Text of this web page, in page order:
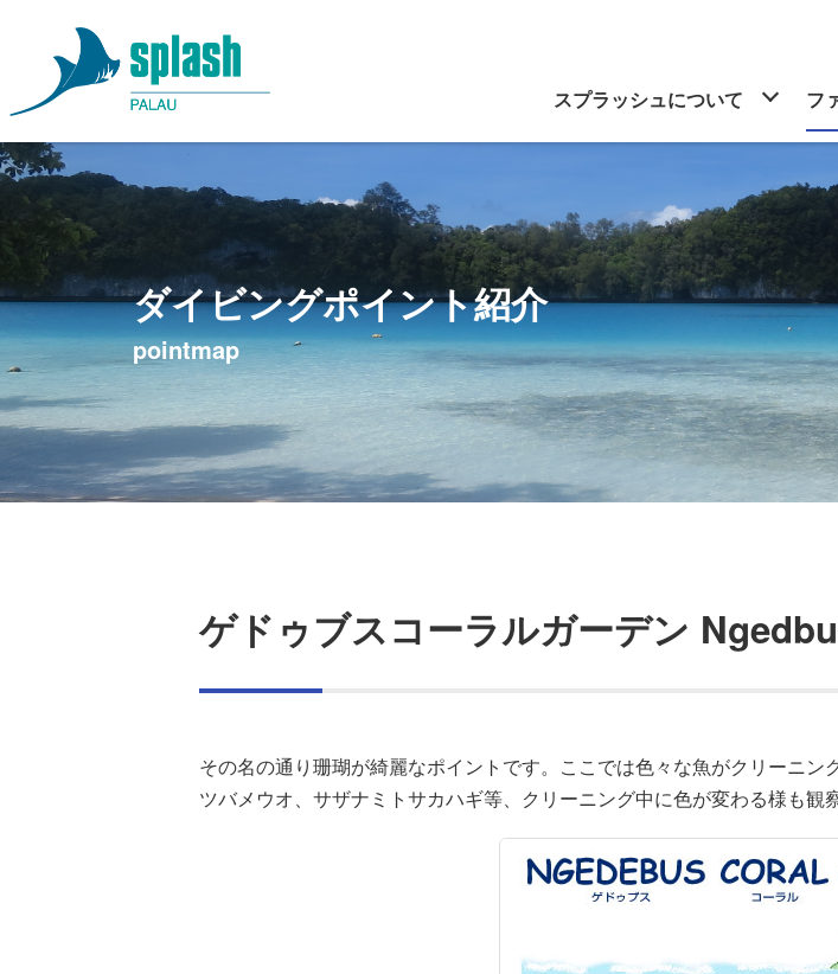
スプラッシュについて フ
ダイビングポイント紹介
pointmap
ゲドゥブスコーラルガーデン
その名の通り珊瑚が綺麗なポイントです。ここでは色々な魚がクリーニン
ツバメウオ、サザナミトサカハギ等、クリーニング中に色が変わる様も観